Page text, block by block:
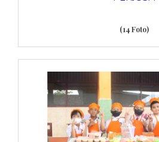
(14 Foto)